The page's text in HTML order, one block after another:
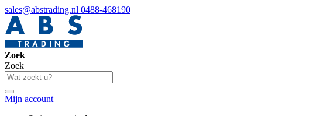
sales@abstrading.nl 0488-468190
Zoek
Zoek
Mijn account